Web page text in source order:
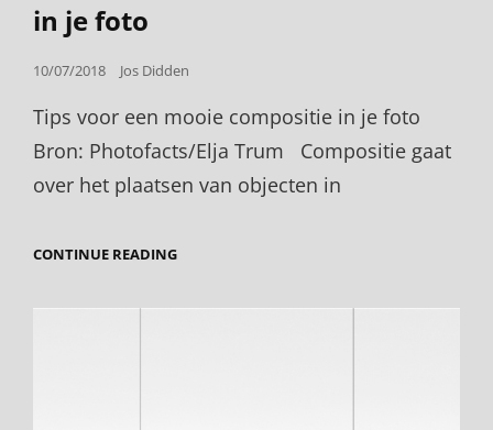
in je foto
Posted
10/07/2018 Jos Didden
Tips voor een mooie compositie in je foto
Bron: Photofacts/Elja Trum Compositie gaat
over het plaatsen van objecten in
CONTINUE READINGTIPS
MOOIE